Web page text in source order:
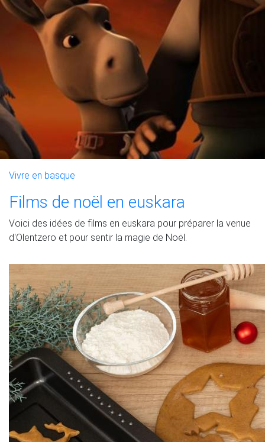
Vivre en basque
Films de noël en euskara
Voici des idées de films en euskara pour préparer la venue
d'Olentzero et pour sentir la magie de Noël.